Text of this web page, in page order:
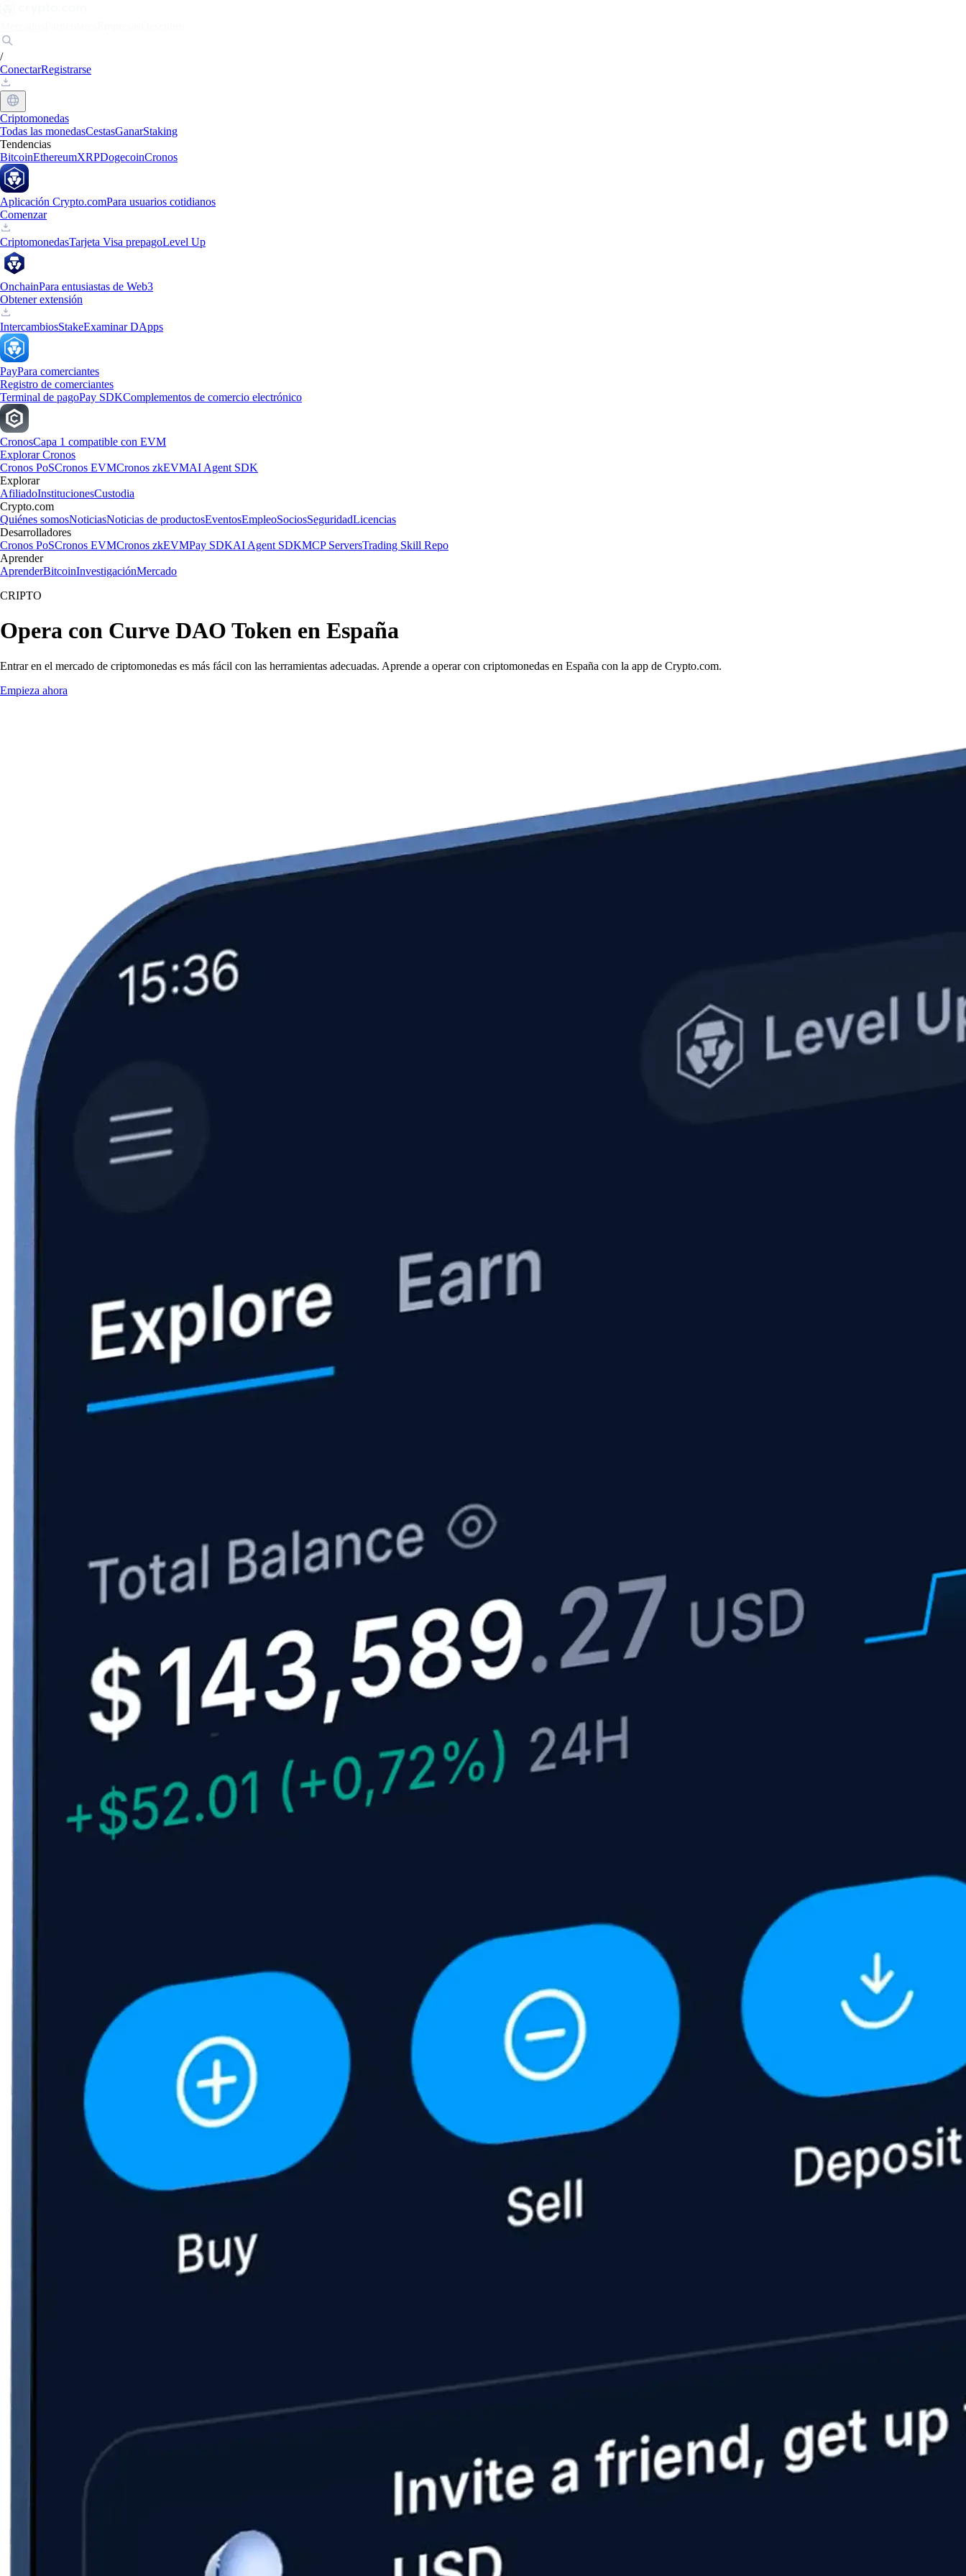
/
ConectarRegistrarse
Criptomonedas
Todas las monedasCestasGanarStaking
Tendencias
BitcoinEthereumXRPDogecoinCronos
Aplicación Crypto.comPara usuarios cotidianos
Comenzar
CriptomonedasTarjeta Visa prepagoLevel Up
OnchainPara entusiastas de Web3
Obtener extensión
IntercambiosStakeExaminar DApps
PayPara comerciantes
Registro de comerciantes
Terminal de pagoPay SDKComplementos de comercio electrónico
CronosCapa 1 compatible con EVM
Explorar Cronos
Cronos PoSCronos EVMCronos zkEVMAI Agent SDK
Explorar
AfiliadoInstitucionesCustodia
Crypto.com
Quiénes somosNoticiasNoticias de productosEventosEmpleoSociosSeguridadLicencias
Desarrolladores
Cronos PoSCronos EVMCronos zkEVMPay SDKAI Agent SDKMCP ServersTrading Skill Repo
Aprender
AprenderBitcoinInvestigaciónMercado
CRIPTO
Opera con Curve DAO Token en España
Entrar en el mercado de criptomonedas es más fácil con las herramientas adecuadas. Aprende a operar con criptomonedas en España con la app de Crypto.com.
Empieza ahora